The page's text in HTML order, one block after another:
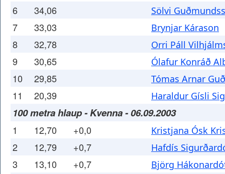
6 34,06 Sölvi
7 33,03 Brynjar Kárason
8 32,78 Orri Páll
9 30,65 Ólafur Konráð
10 29,85 Tómas Arnar
11 20,39 Haraldur Gísli
100 metra hlaup - Kvenna - 06.09.2003
1 12,70 +0,0 Kristjana Ósk
2 12,79 +0,7 Hafdís
3 13,10 +0,7 Björg